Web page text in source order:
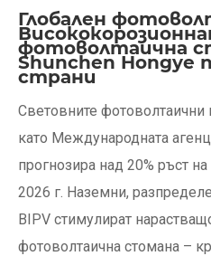
Глобален
фотоволтаична
Shunchen Hongye
страни
Световните фотоволтаични
като Международната
прогнозира над 20% ръст
2026 г. Наземни,
BIPV стимулират
фотоволтаична стомана –